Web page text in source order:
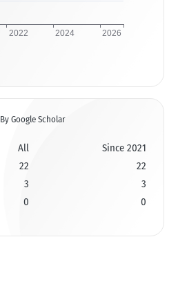
Google Scholar
All
Since 2021
22
22
3
3
0 0